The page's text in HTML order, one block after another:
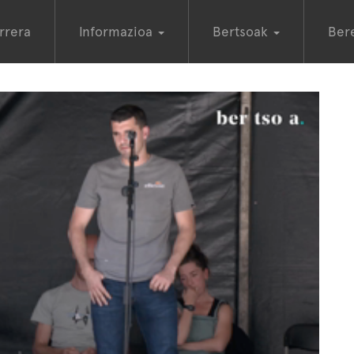
Informazioa Bertsoak